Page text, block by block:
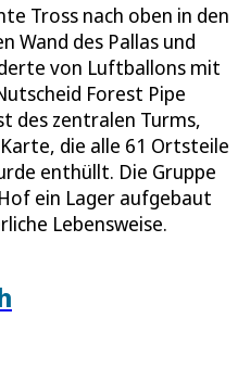
Tross nach oben in den
Wand des Pallas und
von Luftballons mit
Forest Pipe
des zentralen Turms,
die alle 61 Ortsteile
enthüllt. Die Gruppe
ein Lager aufgebaut
Lebensweise.